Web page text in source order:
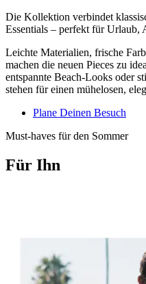
Die Kollektion verbindet
Essentials – perfekt für Urlaub,
Leichte Materialien, frische
machen die neuen Pieces zu
entspannte Beach-Looks oder
stehen für einen mühelosen,
Plane Deinen Besuch
Must-haves für den Sommer
Für Ihn